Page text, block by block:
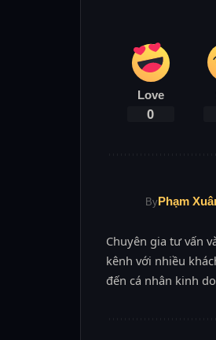
Love
0
ByPhạm
Chuyên gia tư vấn
kênh với nhiều
đến cá nhân kinh